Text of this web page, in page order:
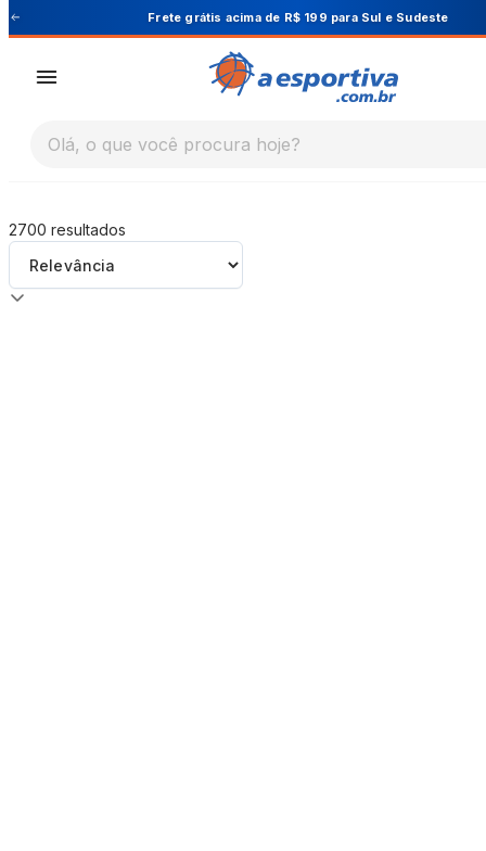
A Esportiva
Frete grátis acima de R$ 199 para Sul e Sudeste
Olá, o que você procura hoje?
2700 resultados